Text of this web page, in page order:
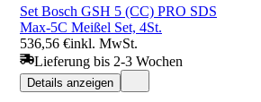
Set Bosch GSH 5 (CC) PRO SDS
Max-5C Meißel Set, 4St.
536,56 €inkl. MwSt.
Lieferung bis 2-3 Wochen
Details anzeigen